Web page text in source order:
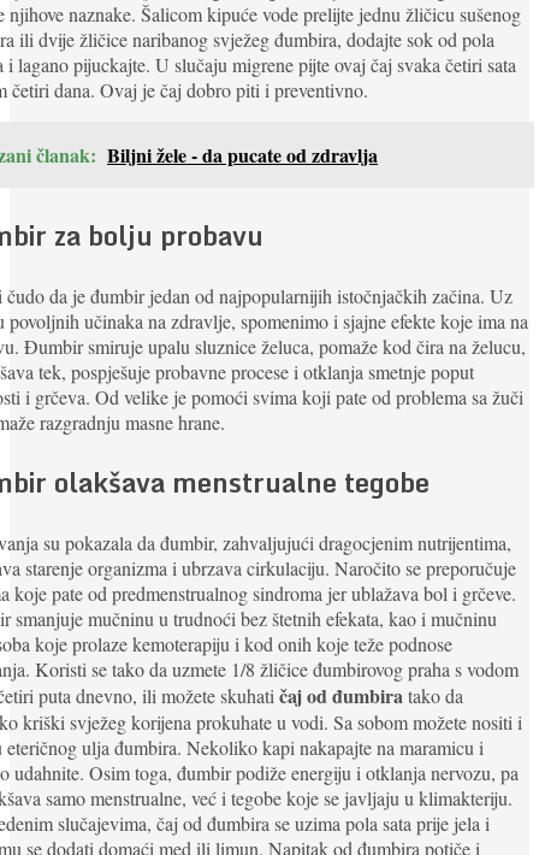
njihove naznake. Šalicom kipuće vode prelijte jednu žličicu sušenog
ili dvije žličice naribanog svježeg đumbira, dodajte sok od pola
i lagano pijuckajte. U slučaju migrene pijte ovaj čaj svaka četiri sata
četiri dana. Ovaj je čaj dobro piti i preventivno.
članak: Biljni žele - da pucate od zdravlja
za bolju probavu
da je đumbir jedan od najpopularnijih istočnjačkih začina. Uz
povoljnih učinaka na zdravlje, spomenimo i sjajne efekte koje ima na
Đumbir smiruje upalu sluznice želuca, pomaže kod čira na želucu,
tek, pospješuje probavne procese i otklanja smetnje poput
i grčeva. Od velike je pomoći svima koji pate od problema sa žuči
razgradnju masne hrane.
olakšava menstrualne tegobe
su pokazala da đumbir, zahvaljujući dragocjenim nutrijentima,
starenje organizma i ubrzava cirkulaciju. Naročito se preporučuje
koje pate od predmenstrualnog sindroma jer ublažava bol i grčeve.
smanjuje mučninu u trudnoći bez štetnih efekata, kao i mučninu
koje prolaze kemoterapiju i kod onih koje teže podnose
Koristi se tako da uzmete 1/8 žličice đumbirovog praha s vodom
puta dnevno, ili možete skuhatičaj od đumbiratako da
kriški svježeg korijena prokuhate u vodi. Sa sobom možete nositi i
eteričnog ulja đumbira. Nekoliko kapi nakapajte na maramicu i
udahnite. Osim toga, đumbir podiže energiju i otklanja nervozu, pa
samo menstrualne, već i tegobe koje se javljaju u klimakteriju.
slučajevima, čaj od đumbira se uzima pola sata prije jela i
se dodati domaći med ili limun. Napitak od đumbira potiče i